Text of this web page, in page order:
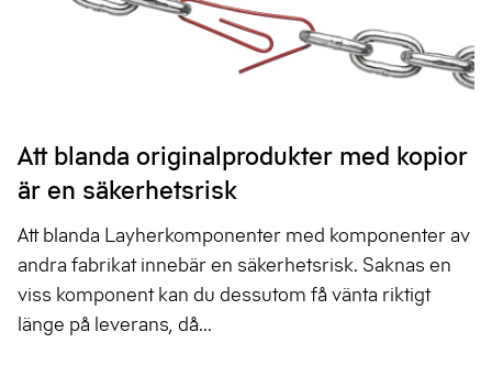
Att blanda originalprodukter med kopior
är en säkerhetsrisk
Att blanda Layherkomponenter med komponenter av
andra fabrikat innebär en säkerhetsrisk. Saknas en
viss komponent kan du dessutom få vänta riktigt
länge på leverans, då...